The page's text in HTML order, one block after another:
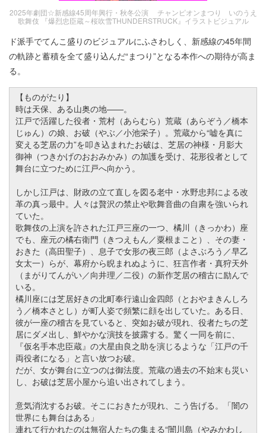
2025年劇団☆新感線45周年興行・秋冬公演 チャンピオンまつり いのうえ
歌舞伎 『爆烈忠臣蔵～桜吹雪THUNDERSTRUCK』イラストビジュアル
ド派手でてんこ盛りのビジュアルにふさわしく、新感線の45年間
の軌跡と蓄積を全て盛り込んだ“まつり”となる本作への期待が高ま
る。
【ものがたり】
時は天保、ある山奥の地——。
江戸で活躍した役者・荒村（あらむら）荒蔵（あらぞう／橋本
じゅん）の娘、お破（やぶ／小池栄子）。荒蔵から“嘘を真に
変える芝居の力”を叩き込まれたお破は、芝居の神様・月影大
御神（つきかげのおおみかみ）の加護を受け、花形役者として
舞台に立つために江戸へ向かう。
しかし江戸は、財政の立て直しを図る老中・水野忠邦による改
革の真っ最中。人々は贅沢の禁止や歌舞音曲の自粛を強いられ
ていた。
歌舞伎の上演を許された江戸三座の一つ、橘川（きっかわ）座
でも、座元の橘右衛門（きつえもん／粟根まこと）、その妻・
おきた（高田聖子）、息子で女形の夜三郎（よさぶろう／早乙
女太一）らが、幕府から睨まれぬように、狂言作者・真狩天外
（まがりてんがい／向井理／二役）の新作芝居の稽古に励んで
いる。
橘川座には芝居好きの北町奉行遠山金四郎（とおやまきんしろ
う／橋本さとし）が町人姿で頻繁に顔を出していた。ある日、
彼が一座の稽古を見ていると、突如お破が現れ、役者たちの芝
居にダメ出し、鮮やかな演技を披露する。驚く一同を前に、
『仮名手本忠臣蔵』の大星由良之助を演じるような「江戸の千
両役者になる」と言い放つお破。
だが、女が舞台に立つのは御法度。荒蔵の過去の不始末も災い
し、お破は芝居小屋から追い出されてしまう。
意気消沈するお破。そこにおきたが現れ、こう告げる。「闇の
世界にも舞台はある」
連れて行かれたのは無宿人たちの集まる“闇川島（やみかわし